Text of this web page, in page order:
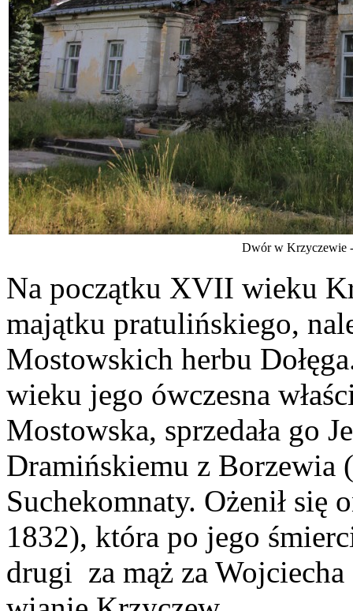
Dwór w Krzyczewie
Na początku XVII wieku
majątku pratulińskiego,
Mostowskich herbu
wieku jego ówczesna
Mostowska, sprzedała go
Dramińskiemu z Borzewia
Suchekomnaty. Ożenił
1832), która po jego
drugi za mąż za